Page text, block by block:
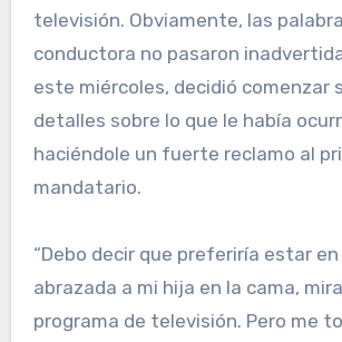
televisión. Obviamente, las
conductora no pasaron
este miércoles, decidió comenzar
detalles sobre lo que le había
haciéndole un fuerte reclamo al
mandatario.
“Debo decir que preferiría estar en
abrazada a mi hija en la cama,
programa de televisión. Pero me